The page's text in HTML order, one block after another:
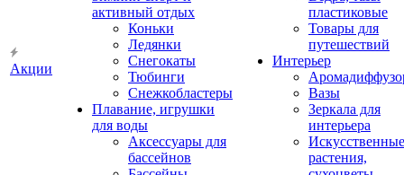
Акции
активный отдых
Коньки
Ледянки
Снегокаты
Тюбинги
Снежкобластеры
Плавание, игрушки
для воды
Аксессуары для
бассейнов
пластиковые
Товары для
путешествий
Интерьер
Вазы
Зеркала для
интерьера
Искусственные
растения,